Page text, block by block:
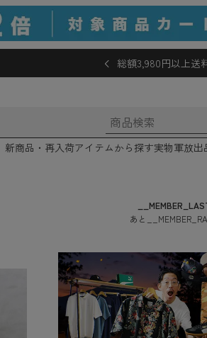
総額3,980円以上送
新商品・再入荷アイテムから探す実物軍放出
あと